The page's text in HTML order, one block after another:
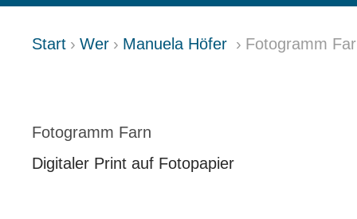
Start Wer Manuela Höfer Fotogramm
Fotogramm Farn
Digitaler Print auf Fotopapier